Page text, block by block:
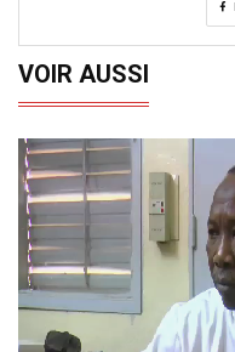
VOIR AUSSI